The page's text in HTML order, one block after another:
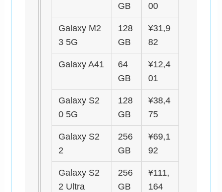
GB
00
Galaxy M2
3 5G
128
GB
¥31,9
82
Galaxy A41
64
GB
¥12,4
01
Galaxy S2
0 5G
128
GB
¥38,4
75
Galaxy S2
2
256
GB
¥69,1
92
Galaxy S2
2 Ultra
256
GB
¥111,
164